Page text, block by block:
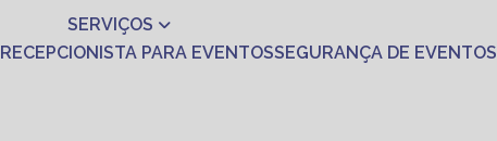
SERVIÇOS
RECEPCIONISTA PARA EVENTOS SEGURANÇA DE EVENTOS